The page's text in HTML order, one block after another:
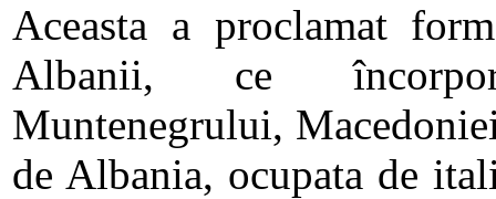
Aceasta a proclamat
Albanii, ce
Muntenegrului,
de Albania, ocupata de